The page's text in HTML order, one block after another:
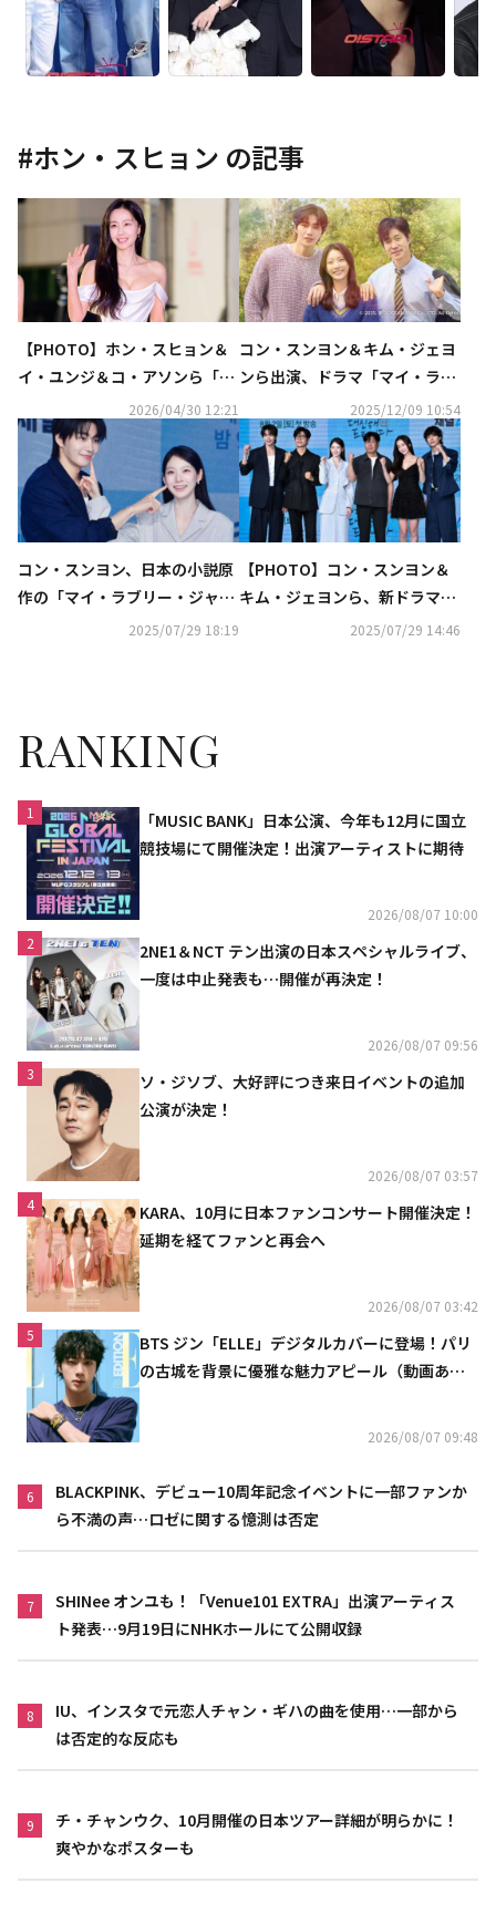
#ホン・スヒョン の記事
【PHOTO】ホン・スヒョン＆
イ・ユンジ＆コ・アソンら「第
27回全州国際映画祭」レッドカ
ーペットに登場
2026/04/30 12:21
コン・スンヨン＆キム・ジェヨ
ンら出演、ドラマ「マイ・ラブ
リー・ジャーニー」2026年1月
より日本で放送
2025/12/09 10:54
コン・スンヨン、日本の小説原
作の「マイ・ラブリー・ジャー
ニー」に出演を決めた理由と
2025/07/29 18:19
【PHOTO】コン・スンヨン＆
キム・ジェヨンら、新ドラマ
「マイ・ラブリー・ジャーニ
2025/07/29 14:46
RANKING
1
「MUSIC BANK」日本公演、今年も12月に国立
競技場にて開催決定！出演アーティストに期待
2026/08/07 10:00
2
2NE1＆NCT テン出演の日本スペシャルライブ、
一度は中止発表も…開催が再決定！
2026/08/07 09:56
3
ソ・ジソブ、大好評につき来日イベントの追加
公演が決定！
2026/08/07 03:57
4
KARA、10月に日本ファンコンサート開催決定！
延期を経てファンと再会へ
2026/08/07 03:42
5
BTS ジン「ELLE」デジタルカバーに登場！パリ
の古城を背景に優雅な魅力アピール（動画あ
2026/08/07 09:48
6
BLACKPINK、デビュー10周年記念イベントに一部ファンか
ら不満の声…ロゼに関する憶測は否定
7
SHINee オンユも！「Venue101 EXTRA」出演アーティス
ト発表…9月19日にNHKホールにて公開収録
8
IU、インスタで元恋人チャン・ギハの曲を使用…一部から
は否定的な反応も
9
チ・チャンウク、10月開催の日本ツアー詳細が明らかに！
爽やかなポスターも